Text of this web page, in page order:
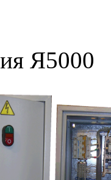
Я5000